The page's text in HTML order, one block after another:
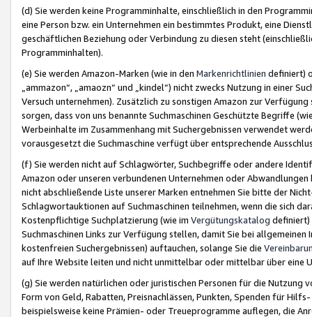
(d) Sie werden keine Programminhalte, einschließlich in den
eine Person bzw. ein Unternehmen ein bestimmtes Produkt, eine
geschäftlichen Beziehung oder Verbindung zu diesen steht
Programminhalten).
(e) Sie werden Amazon-Marken (wie in den Markenrichtlinien definiert)
„ammazon“, „amaozn“ und „kindel“) nicht zwecks Nutzung in einer
Versuch unternehmen). Zusätzlich zu sonstigen Amazon zur
sorgen, dass von uns benannte Suchmaschinen Geschützte Begriffe
Werbeinhalte im Zusammenhang mit Suchergebnissen verwendet
vorausgesetzt die Suchmaschine verfügt über entsprechende
(f) Sie werden nicht auf Schlagwörter, Suchbegriffe oder andere
Amazon oder unseren verbundenen Unternehmen oder
nicht abschließende Liste unserer Marken entnehmen Sie bitte der
Schlagwortauktionen auf Suchmaschinen teilnehmen, wenn die sich
Kostenpflichtige Suchplatzierung (wie im Vergütungskatalog definiert)
Suchmaschinen Links zur Verfügung stellen, damit Sie bei
kostenfreien Suchergebnissen) auftauchen, solange Sie die
auf Ihre Website leiten und nicht unmittelbar oder mittelbar über eine
(g) Sie werden natürlichen oder juristischen Personen für die Nutzung
Form von Geld, Rabatten, Preisnachlässen, Punkten, Spenden für
beispielsweise keine Prämien- oder Treueprogramme auflegen, die